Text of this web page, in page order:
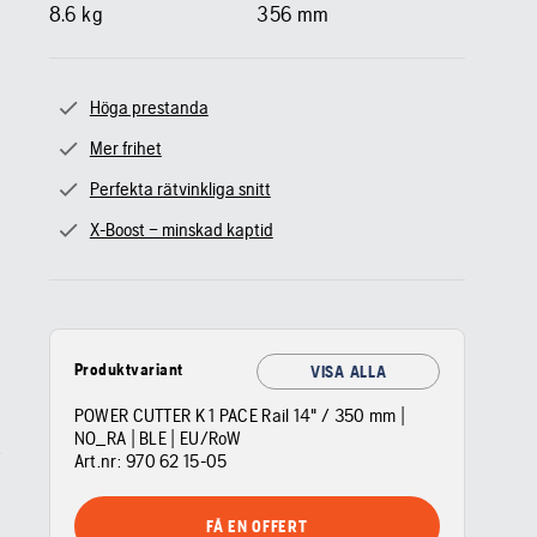
8.6 kg 356 mm
Höga prestanda
Mer frihet
Perfekta rätvinkliga snitt
X-Boost – minskad kaptid
Produktvariant VISA ALLA
POWER CUTTER K 1 PACE Rail 14" / 350 mm |
NO_RA | BLE | EU/RoW
Art.nr: 970 62 15‑05
FÅ EN OFFERT